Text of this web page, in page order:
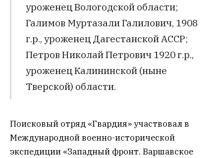
уроженец Вологодской области;
Галимов Муртазали Галилович, 1908
г.р., уроженец Дагестанской АССР;
Петров Николай Петрович 1920 г.р.,
уроженец Калининской (ныне
Тверской) области.
Поисковый отряд «Гвардия» участвовал в
Международной военно-исторической
экспедиции «Западный фронт. Варшавское